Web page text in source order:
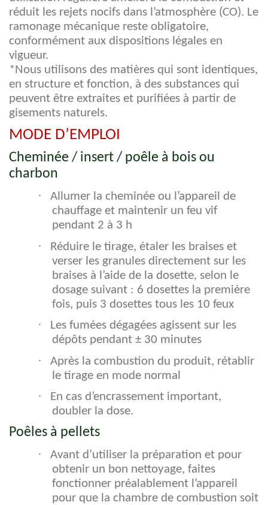
réduit les rejets nocifs dans l’atmosphère (CO). Le
ramonage mécanique reste obligatoire,
conformément aux dispositions légales en
vigueur.
*Nous utilisons des matières qui sont identiques,
en structure et fonction, à des substances qui
peuvent être extraites et purifiées à partir de
gisements naturels.
MODE D’EMPLOI
Cheminée / insert / poêle à bois ou
charbon
·
Allumer la cheminée ou l’appareil de
chauffage et maintenir un feu vif
pendant 2 à 3 h
·
Réduire le tirage, étaler les braises et
verser les granules directement sur les
braises à l’aide de la dosette, selon le
dosage suivant : 6 dosettes la première
fois, puis 3 dosettes tous les 10 feux
·
Les fumées dégagées agissent sur les
dépôts pendant ± 30 minutes
·
Après la combustion du produit, rétablir
le tirage en mode normal
·
En cas d’encrassement important,
doubler la dose.
Poêles à pellets
·
Avant d’utiliser la préparation et pour
obtenir un bon nettoyage, faites
fonctionner préalablement l’appareil
pour que la chambre de combustion soit